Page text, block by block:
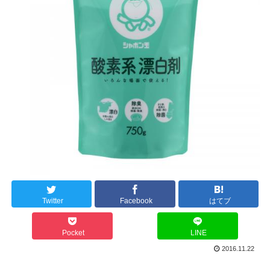
Twitter Facebook はてブ
Pocket LINE
2016.11.22